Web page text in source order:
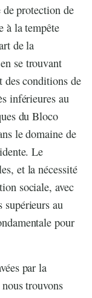
protection de
à la tempête
de la
se trouvant
des conditions de
inférieures au
du Bloco
le domaine de
Le
et la nécessité
sociale, avec
supérieurs au
pour
par la
trouvons